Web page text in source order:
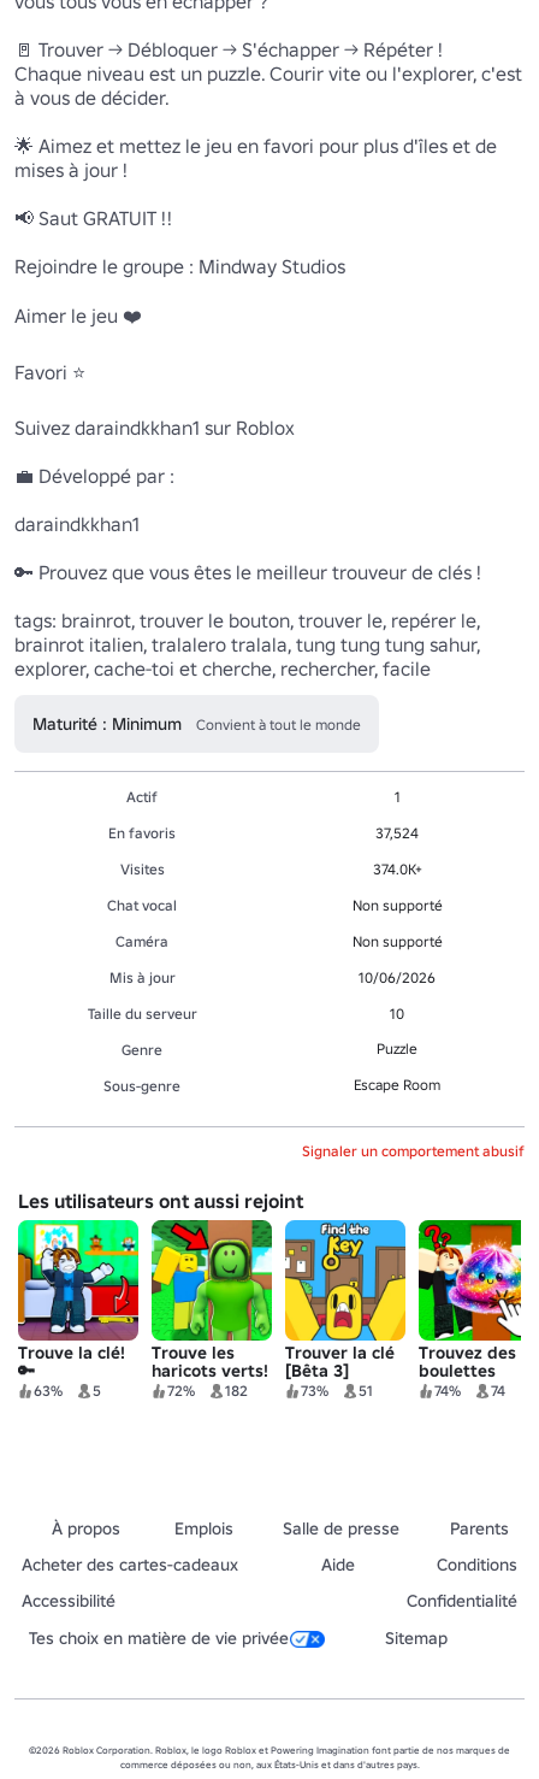
🚪 Trouver → Débloquer → S'échapper → Répéter !
Chaque niveau est un puzzle. Courir vite ou l'explorer, c'est
à vous de décider.
🌟 Aimez et mettez le jeu en favori pour plus d'îles et de
mises à jour !
📢 Saut GRATUIT !!
Rejoindre le groupe : Mindway Studios
Aimer le jeu ❤️
Favori ⭐
Suivez daraindkkhan1 sur Roblox
💼 Développé par :
daraindkkhan1
🔑 Prouvez que vous êtes le meilleur trouveur de clés !
tags: brainrot, trouver le bouton, trouver le, repérer le,
brainrot italien, tralalero tralala, tung tung tung sahur,
explorer, cache-toi et cherche, rechercher, facile
Maturité : Minimum Convient à tout le monde
Actif
1
En favoris
37,524
Visites
374.0K+
Chat vocal
Non supporté
Caméra
Non supporté
Mis à jour
10/06/2026
Taille du serveur
10
Genre
Puzzle
Sous-genre Escape Room
Signaler un comportement abusif
Les utilisateurs ont aussi rejoint
Trouve la clé!
🔑
63% 5
Trouve les
haricots verts!
🥒72% 182
Trouver la clé
[Bêta 3]
73% 51
Trouvez des
boulettes
moelleuses !
74% 74
À propos Emplois Salle de presse
Parents
Acheter des cartes-cadeaux
Aide
Conditions
Accessibilité
Confidentialité
Tes choix en matière de vie privée
Sitemap
©2026 Roblox Corporation. Roblox, le logo Roblox et Powering Imagination font partie de nos marques de
commerce déposées ou non, aux États-Unis et dans d'autres pays.